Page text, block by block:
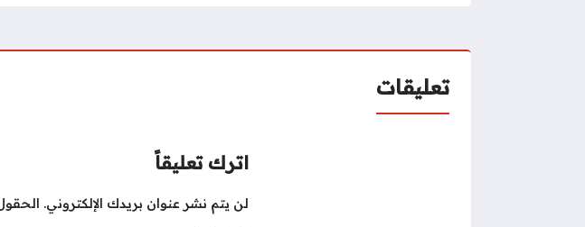
تعليقات
اترك تعليقاً
لن يتم نشر عنوان بريدك الإلكتروني.